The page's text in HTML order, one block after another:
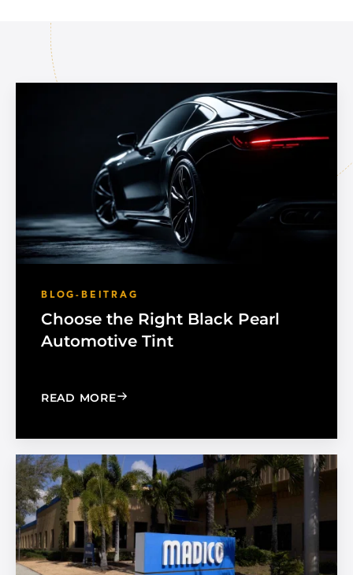
BLOG-BEITRAG
Choose the Right Black Pearl
Automotive Tint
READ MORE: CHOOSE THE RIGHT BLACK PEARL